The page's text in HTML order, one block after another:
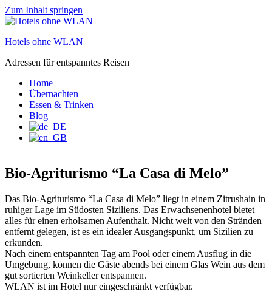
Zum Inhalt springen
Hotels ohne WLAN
Adressen für entspanntes Reisen
Home
Übernachten
Essen & Trinken
Blog
Bio-Agriturismo “La Casa di Melo”
Das Bio-Agriturismo “La Casa di Melo” liegt in einem Zitrushain in
ruhiger Lage im Südosten Siziliens. Das Erwachsenenhotel bietet
alles für einen erholsamen Aufenthalt. Nicht weit von den Stränden
entfernt gelegen, ist es ein idealer Ausgangspunkt, um Sizilien zu
erkunden.
Nach einem entspannten Tag am Pool oder einem Ausflug in die
Umgebung, können die Gäste abends bei einem Glas Wein aus dem
gut sortierten Weinkeller entspannen.
WLAN ist im Hotel nur eingeschränkt verfügbar.